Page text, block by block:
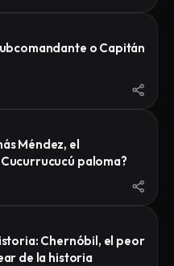
o Capitán
Méndez, el
paloma?
Chernóbil, el peor
de la historia